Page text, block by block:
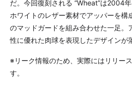
だ。今回復刻される “Wheat”は2004
ホワイトのレザー素材でアッパーを構
のマッドガードを組み合わせた一足。
性に優れた肉球を表現したデザインが
※リーク情報のため、実際にはリリー
す。